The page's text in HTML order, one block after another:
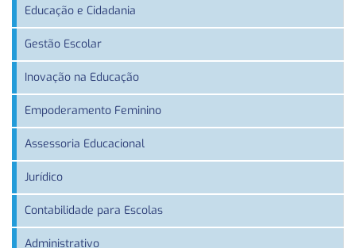
Educação e Cidadania
Gestão Escolar
Inovação na Educação
Empoderamento Feminino
Assessoria Educacional
Jurídico
Contabilidade para Escolas
Administrativo